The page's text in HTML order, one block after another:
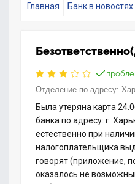
Главная Банк в новостях
Отделение по адресу:
Была утеряна карта
банка по адресу: г.
естественно при
налогоплательщика
говорят (приложение,
оказалось не